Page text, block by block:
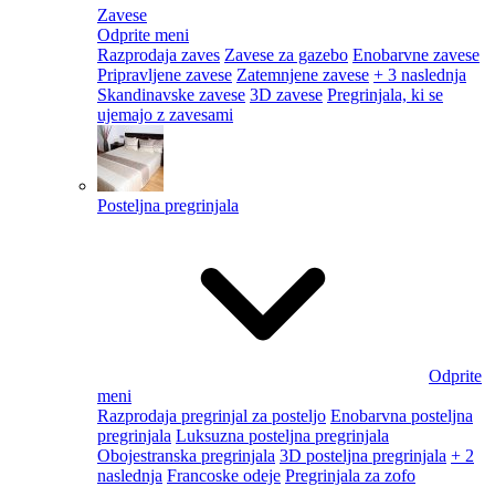
Zavese
Odprite meni
Razprodaja zaves Zavese za gazebo Enobarvne zavese
Pripravljene zavese Zatemnjene zavese + 3 naslednja
Skandinavske zavese 3D zavese Pregrinjala, ki se
ujemajo z zavesami
Posteljna pregrinjala
Odprite
meni
Razprodaja pregrinjal za posteljo Enobarvna posteljna
pregrinjala Luksuzna posteljna pregrinjala
Obojestranska pregrinjala 3D posteljna pregrinjala + 2
naslednja Francoske odeje Pregrinjala za zofo